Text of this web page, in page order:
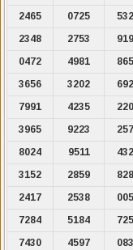
2465
0725
2348
2753
0472
4981
3656
3202
7991
4235
3965
9223
8024
9511
3152
2859
2417
2538
7284
5184
7430
4597